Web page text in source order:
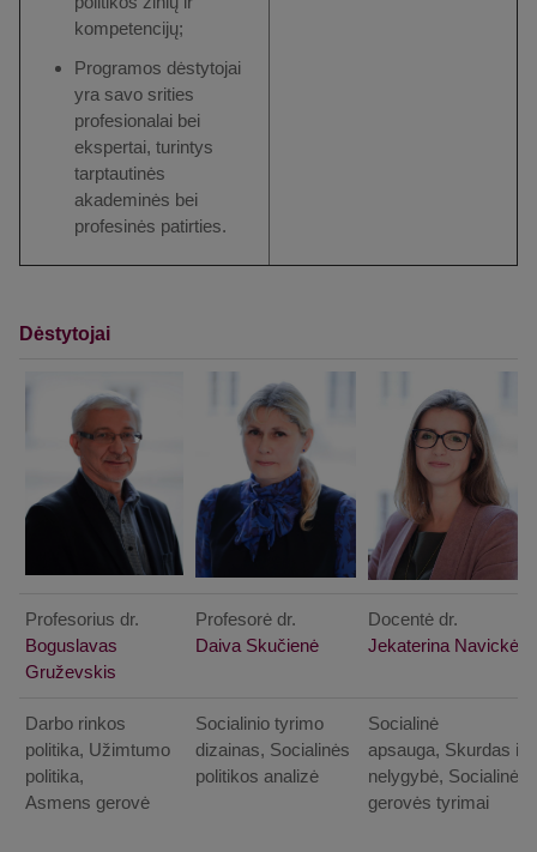
kompetencijų;
Programos dėstytojai
yra savo srities
profesionalai bei
ekspertai, turintys
tarptautinės
akademinės bei
profesinės patirties.
Dėstytojai
Profesorius dr.
Boguslavas
Gruževskis
Profesorė dr.
Daiva Skučienė
Docentė dr.
Jekaterina Navickė
Darbo rinkos
politika, Užimtumo
politika,
Asmens gerovė
Socialinio tyrimo
dizainas, Socialinės
politikos analizė
Socialinė
apsauga, Skurdas ir
nelygybė, Socialinės
gerovės tyrimai